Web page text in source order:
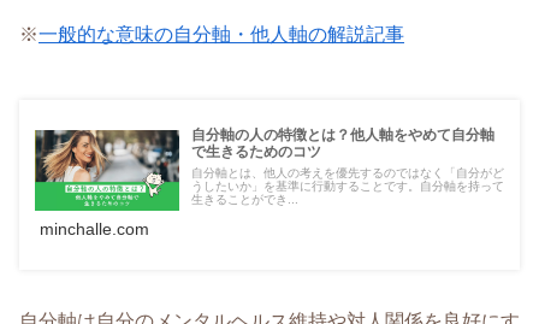
※一般的な意味の自分軸・他人軸の解説記事
自分軸の人の特徴とは？他人軸をやめて自分軸
で生きるためのコツ
自分軸とは、他人の考えを優先するのではなく「自分がど
うしたいか」を基準に行動することです。自分軸を持って
生きることができ...
minchalle.com